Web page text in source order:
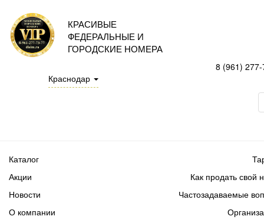
КРАСИВЫЕ
ФЕДЕРАЛЬНЫЕ И
ГОРОДСКИЕ НОМЕРА
Краснодар
8 (961)
Каталог
Акции
Новости
Как продать свой
Частозадаваемые
О компании